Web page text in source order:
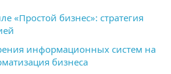
«Простой бизнес»: стратегия
информационных систем на
бизнеса